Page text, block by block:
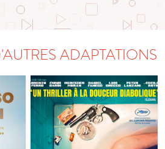
ADAPTATIONS